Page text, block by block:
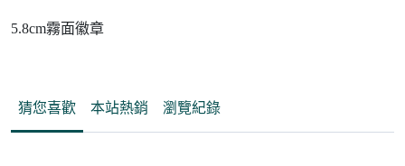
5.8cm霧面徽章
猜您喜歡 本站熱銷 瀏覽紀錄